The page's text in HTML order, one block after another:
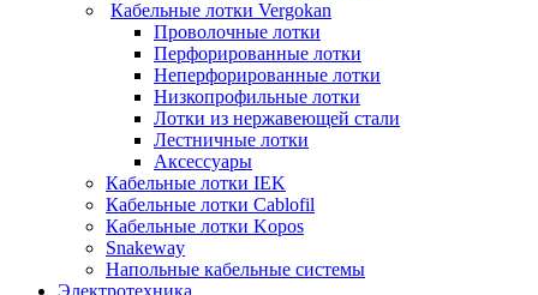
Кабельные лотки Vergokan
Проволочные лотки
Перфорированные лотки
Неперфорированные лотки
Низкопрофильные лотки
Лотки из нержавеющей стали
Лестничные лотки
Аксессуары
Кабельные лотки IEK
Кабельные лотки Cablofil
Кабельные лотки Kopos
Snakeway
Напольные кабельные системы
Электротехника